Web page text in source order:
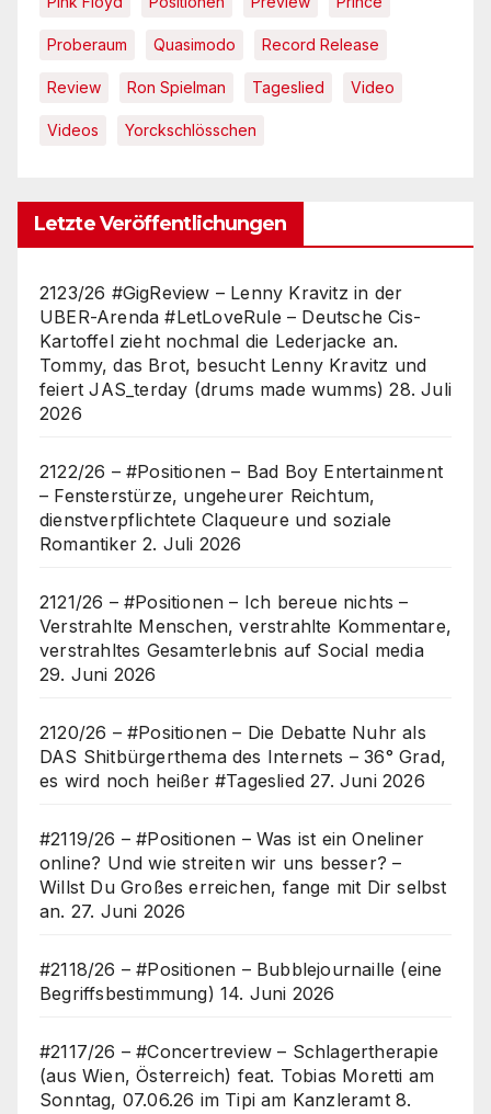
Proberaum Quasimodo Record Release
Review Ron Spielman Tageslied Video
Videos Yorckschlösschen
Letzte Veröffentlichungen
2123/26 #GigReview – Lenny Kravitz in der
UBER-Arenda #LetLoveRule – Deutsche Cis-
Kartoffel zieht nochmal die Lederjacke an.
Tommy, das Brot, besucht Lenny Kravitz und
feiert JAS_terday (drums made wumms) 28. Juli
2026
2122/26 – #Positionen – Bad Boy Entertainment
– Fensterstürze, ungeheurer Reichtum,
dienstverpflichtete Claqueure und soziale
Romantiker 2. Juli 2026
2121/26 – #Positionen – Ich bereue nichts –
Verstrahlte Menschen, verstrahlte Kommentare,
verstrahltes Gesamterlebnis auf Social media
29. Juni 2026
2120/26 – #Positionen – Die Debatte Nuhr als
DAS Shitbürgerthema des Internets – 36° Grad,
es wird noch heißer #Tageslied 27. Juni 2026
#2119/26 – #Positionen – Was ist ein Oneliner
online? Und wie streiten wir uns besser? –
Willst Du Großes erreichen, fange mit Dir selbst
an. 27. Juni 2026
#2118/26 – #Positionen – Bubblejournaille (eine
Begriffsbestimmung) 14. Juni 2026
#2117/26 – #Concertreview – Schlagertherapie
(aus Wien, Österreich) feat. Tobias Moretti am
Sonntag, 07.06.26 im Tipi am Kanzleramt 8.